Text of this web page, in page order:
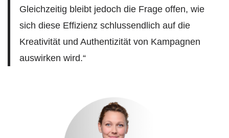
Gleichzeitig bleibt jedoch die Frage offen, wie
sich diese Effizienz schlussendlich auf die
Kreativität und Authentizität von Kampagnen
auswirken wird.“